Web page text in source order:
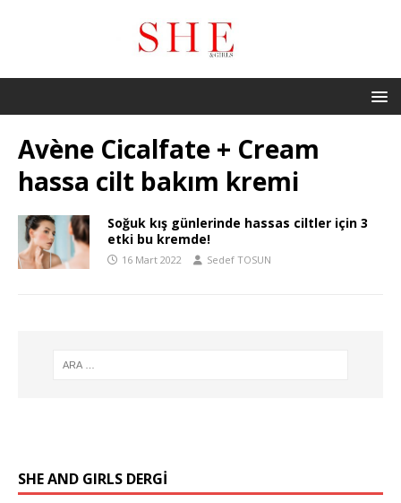
Avène Cicalfate + Cream
hassa cilt bakım kremi
Soğuk kış günlerinde hassas ciltler için 3
etki bu kremde!
16 Mart 2022 Sedef TOSUN
SHE AND GIRLS DERGİ